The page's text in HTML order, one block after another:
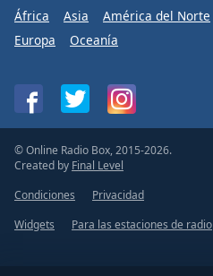
África Asia América del Norte
Europa
Oceanía
© Online Radio Box, 2015-2026.
Created by Final Level
Condiciones
Privacidad
Widgets
Para las estaciones de radio